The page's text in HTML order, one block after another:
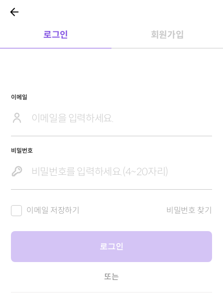
로그인 회원가입
이메일
비밀번호
이메일 저장하기 비밀번호 찾기
로그인
또는